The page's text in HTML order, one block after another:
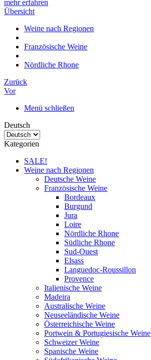
mehr erfahren
Übersicht
Weine nach Regionen
Französische Weine
Nördliche Rhone
Zurück
Vor
Menü schließen
Deutsch
Kategorien
SALE!
Weine nach Regionen
Deutsche Weine
Französische Weine
Bordeaux
Burgund
Jura
Loire
Nördliche Rhone
Südliche Rhone
Sud-Ouest
Elsass
Languedoc-Roussillon
Provence
Italienische Weine
Madeira
Australische Weine
Neuseeländische Weine
Österreichische Weine
Portwein & Portugiesische Weine
Schweizer Weine
Spanische Weine